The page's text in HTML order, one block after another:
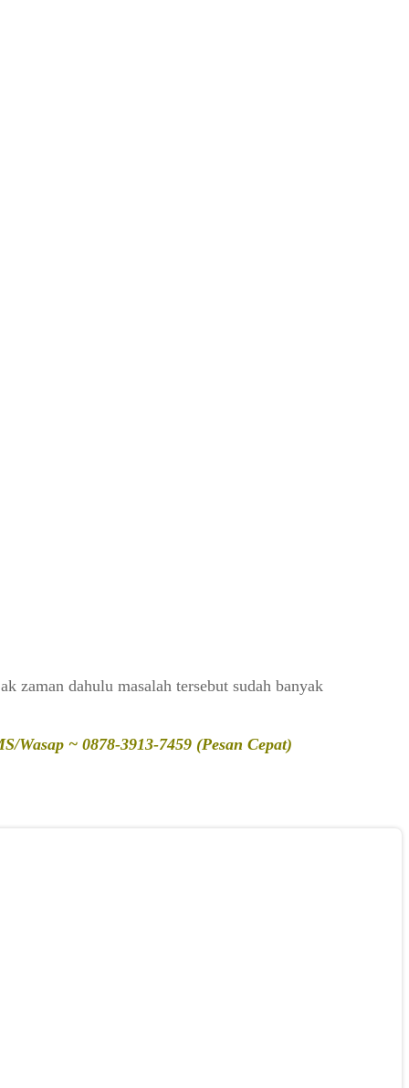
zaman dahulu masalah tersebut sudah banyak
~ 0878-3913-7459 (Pesan Cepat)